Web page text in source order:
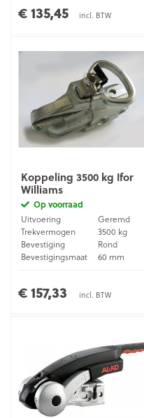
€ 135,45 incl. BTW
Koppeling 3500 kg Ifor
Williams
Op voorraad
Uitvoering
Geremd
Trekvermogen
3500 kg
Bevestiging
Rond
Bevestigingsmaat
60 mm
€ 157,33 incl. BTW